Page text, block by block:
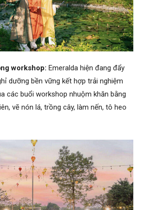
workshop: Emeralda hiện đang đẩy
dưỡng bền vững kết hợp trải nghiệm
các buổi workshop nhuộm khăn bằng
vẽ nón lá, trồng cây, làm nến, tô heo